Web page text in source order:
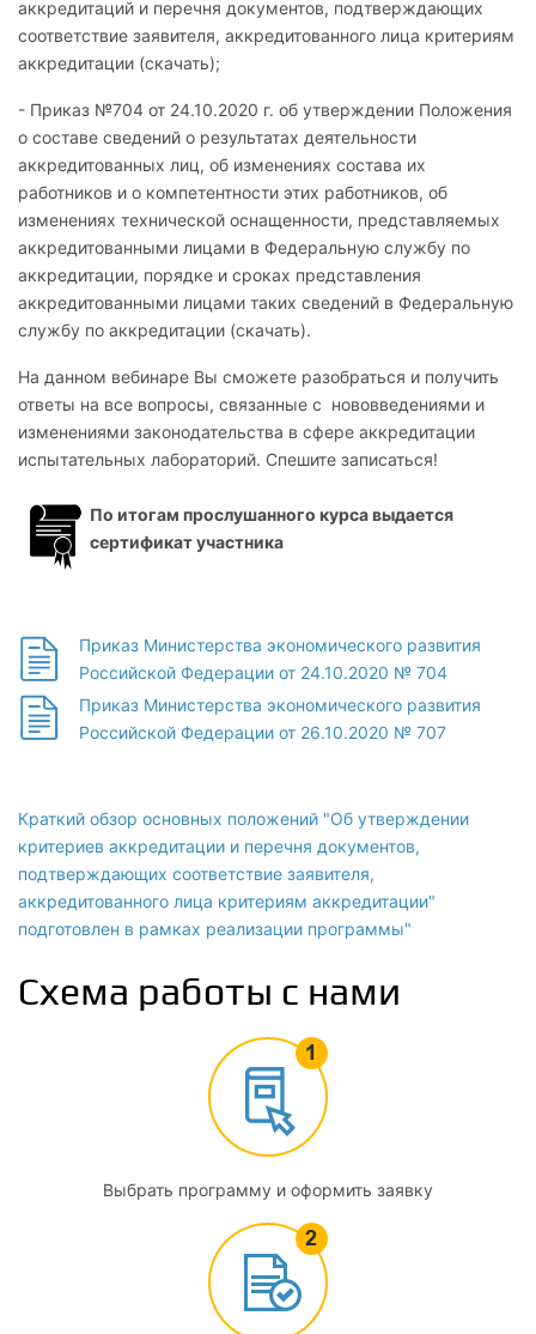
аккредитаций и перечня документов, подтверждающих
соответствие заявителя, аккредитованного лица критериям
аккредитации (скачать);
- Приказ №704 от 24.10.2020 г. об утверждении Положения
о составе сведений о результатах деятельности
аккредитованных лиц, об изменениях состава их
работников и о компетентности этих работников, об
изменениях технической оснащенности, представляемых
аккредитованными лицами в Федеральную службу по
аккредитации, порядке и сроках представления
аккредитованными лицами таких сведений в Федеральную
службу по аккредитации (скачать).
На данном вебинаре Вы сможете разобраться и получить
ответы на все вопросы, связанные с нововведениями и
изменениями законодательства в сфере аккредитации
испытательных лабораторий. Спешите записаться!
По итогам прослушанного курса выдается
сертификат участника
Приказ Министерства экономического развития
Российской Федерации от 24.10.2020 № 704
Приказ Министерства экономического развития
Российской Федерации от 26.10.2020 № 707
Краткий обзор основных положений "Об утверждении
критериев аккредитации и перечня документов,
подтверждающих соответствие заявителя,
аккредитованного лица критериям аккредитации"
подготовлен в рамках реализации программы"
Схема работы с нами
Выбрать программу и оформить заявку